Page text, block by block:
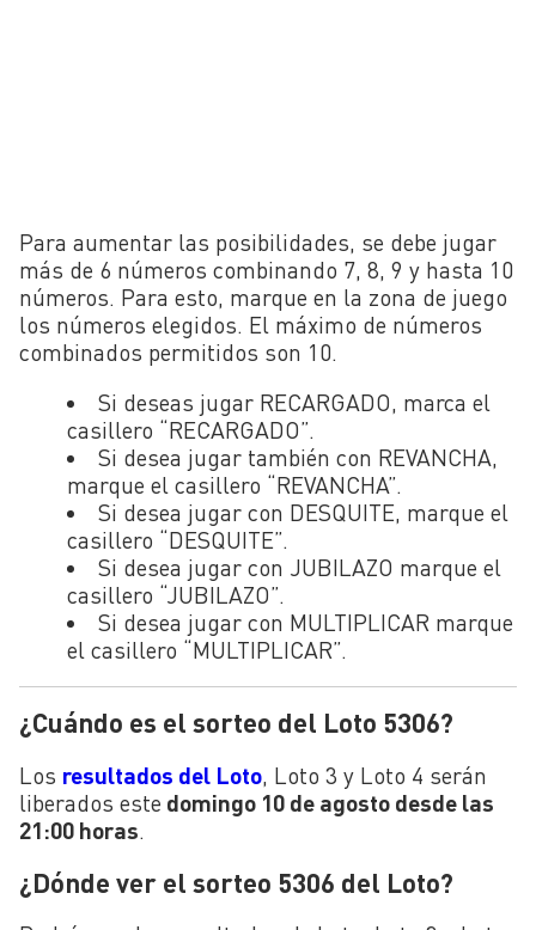
Para aumentar las posibilidades, se debe jugar
más de 6 números combinando 7, 8, 9 y hasta 10
números. Para esto, marque en la zona de juego
los números elegidos. El máximo de números
combinados permitidos son 10.
Si deseas jugar RECARGADO, marca el
casillero “RECARGADO”.
Si desea jugar también con REVANCHA,
marque el casillero “REVANCHA”.
Si desea jugar con DESQUITE, marque el
casillero “DESQUITE”.
Si desea jugar con JUBILAZO marque el
casillero “JUBILAZO”.
Si desea jugar con MULTIPLICAR marque
el casillero “MULTIPLICAR”.
¿Cuándo es el sorteo del Loto 5306?
Los resultados del Loto , Loto 3 y Loto 4 serán
liberados este domingo 10 de agosto desde las
21:00 horas
¿Dónde ver el sorteo 5306 del Loto?